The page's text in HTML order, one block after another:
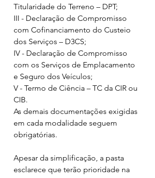
Titularidade do Terreno – DPT;
III - Declaração de Compromisso
com Cofinanciamento do Custeio
dos Serviços – D3CS;
IV - Declaração de Compromisso
com os Serviços de Emplacamento
e Seguro dos Veículos;
V - Termo de Ciência – TC da CIR ou
CIB.
As demais documentações exigidas
em cada modalidade seguem
obrigatórias.
Apesar da simplificação, a pasta
esclarece que terão prioridade na